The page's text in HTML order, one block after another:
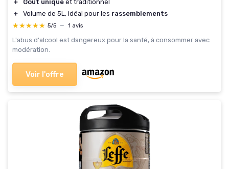
＋
Goût unique et traditionnel
＋
Volume de 5L, idéal pour les rassemblements
★★★★★
★★★★★ 5/5 — 1 avis
L'abus d'alcool est dangereux pour la santé, à consommer avec
modération.
Voir l'offre